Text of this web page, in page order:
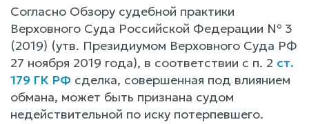
Согласно Обзору судебной практики
Верховного Суда Российской Федерации № 3
(2019) (утв. Президиумом Верховного Суда РФ
27 ноября 2019 года), в соответствии с п. 2 ст.
179 ГК РФ сделка, совершенная под влиянием
обмана, может быть признана судом
недействительной по иску потерпевшего.